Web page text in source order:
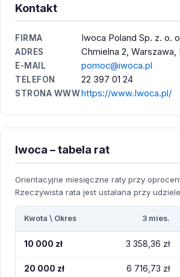
Kontakt
FIRMA Iwoca Poland Sp. z. o.
ADRES Chmielna 2, Warszawa,
E-MAIL pomoc@iwoca.pl
TELEFON 22 397 01 24
STRONA WWW https://www.Iwoca.pl/
Iwoca – tabela rat
Orientacyjne miesięczne raty przy
Rzeczywista rata jest ustalana przy
Kwota \ Okres 3 mies.
10 000 zł 3 358,36 zł
20 000 zł 6 716,73 zł